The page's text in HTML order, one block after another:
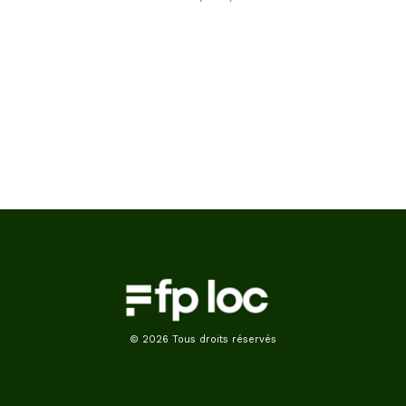
© 2026 Tous droits réservés